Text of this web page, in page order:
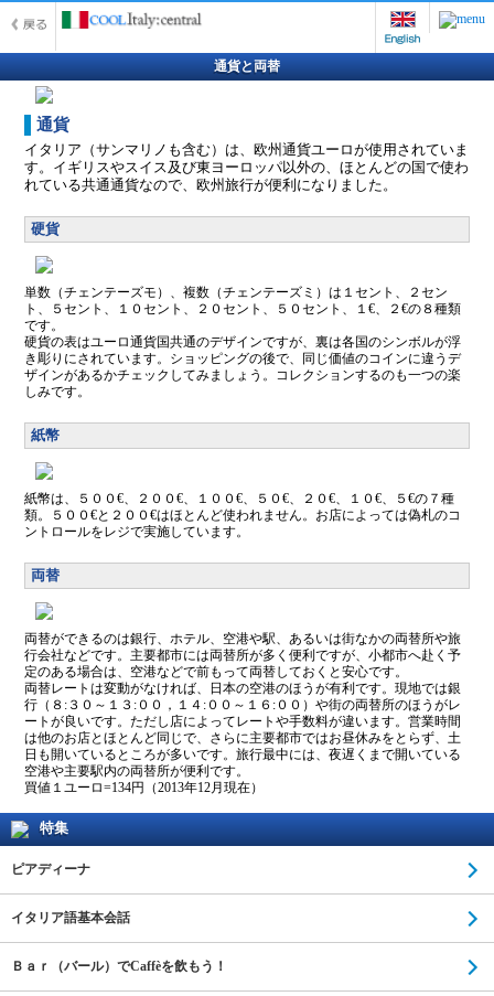
通貨と両替
通貨
イタリア（サンマリノも含む）は、欧州通貨ユーロが使用されていま
す。イギリスやスイス及び東ヨーロッパ以外の、ほとんどの国で使わ
れている共通通貨なので、欧州旅行が便利になりました。
硬貨
単数（チェンテーズモ）、複数（チェンテーズミ）は１セント、２セン
ト、５セント、１０セント、２０セント、５０セント、１€、２€の８種類
です。
硬貨の表はユーロ通貨国共通のデザインですが、裏は各国のシンボルが浮
き彫りにされています。ショッピングの後で、同じ価値のコインに違うデ
ザインがあるかチェックしてみましょう。コレクションするのも一つの楽
しみです。
紙幣
紙幣は、５００€、２００€、１００€、５０€、２０€、１０€、５€の７種
類。５００€と２００€はほとんど使われません。お店によっては偽札のコ
ントロールをレジで実施しています。
両替
両替ができるのは銀行、ホテル、空港や駅、あるいは街なかの両替所や旅
行会社などです。主要都市には両替所が多く便利ですが、小都市へ赴く予
定のある場合は、空港などで前もって両替しておくと安心です。
両替レートは変動がなければ、日本の空港のほうが有利です。現地では銀
行（８:３０～１３:００，１４:００～１６:００）や街の両替所のほうがレ
ートが良いです。ただし店によってレートや手数料が違います。営業時間
は他のお店とほとんど同じで、さらに主要都市ではお昼休みをとらず、土
日も開いているところが多いです。旅行最中には、夜遅くまで開いている
空港や主要駅内の両替所が便利です。
買値１ユーロ=134円（2013年12月現在）
特集
ピアディーナ
イタリア語基本会話
Ｂａｒ（バール）でCaffèを飲もう！